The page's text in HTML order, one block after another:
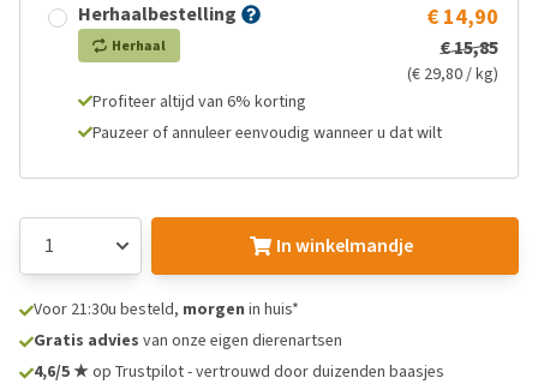
Herhaalbestelling
Herhaal
€ 14,90
€ 15,85
(€ 29,80 / kg)
Profiteer altijd van 6% korting
Pauzeer of annuleer eenvoudig wanneer u dat wilt
In winkelmandje
Voor 21:30u besteld, morgen in huis*
Gratis advies van onze eigen dierenartsen
4,6/5 ★op Trustpilot - vertrouwd door duizenden baasjes